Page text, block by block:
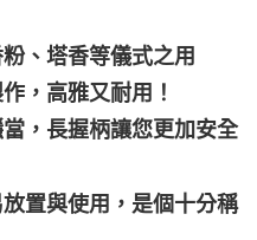
、塔香等儀式之用
，高雅又耐用！
，長握柄讓您更加安全
置與使用，是個十分稱